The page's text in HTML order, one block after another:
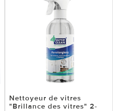
Nettoyeur de vitres
"Brillance des vitres" 2-